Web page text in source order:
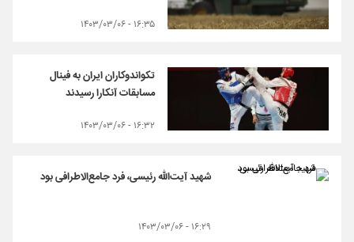
۱۶:۳۵ - ۱۴۰۳/۰۳/۰۶
تکواندوکاران ایران به فینال
مسابقات آنکارا رسیدند
۱۶:۳۲ - ۱۴۰۳/۰۳/۰۶
شهید آیت‌الله رئیسی، فرد جامع‌الاطرافی بود
۱۶:۲۹ - ۱۴۰۳/۰۳/۰۶